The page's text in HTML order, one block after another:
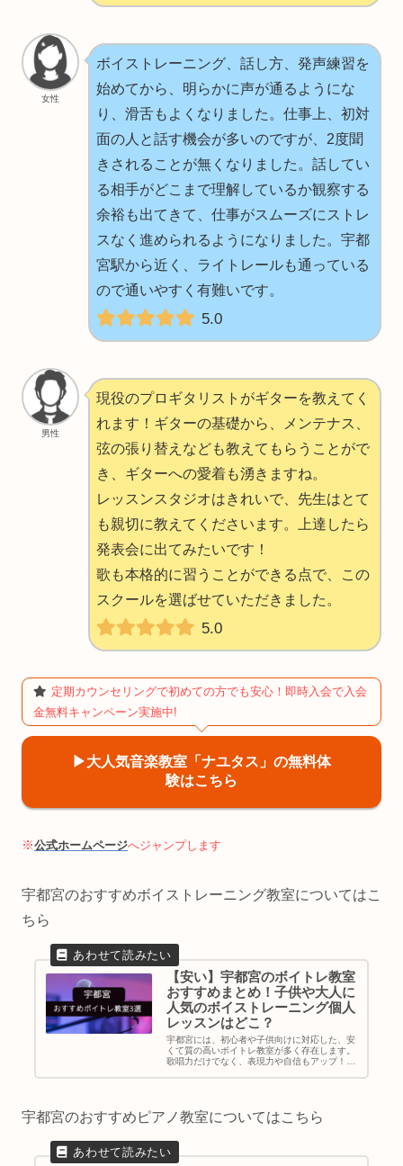
女性
ボイストレーニング、話し方、発声練習を
始めてから、明らかに声が通るようにな
り、滑舌もよくなりました。仕事上、初対
面の人と話す機会が多いのですが、2度聞
きされることが無くなりました。話してい
る相手がどこまで理解しているか観察する
余裕も出てきて、仕事がスムーズにストレ
スなく進められるようになりました。宇都
宮駅から近く、ライトレールも通っている
ので通いやすく有難いです。
5.0
男性
現役のプロギタリストがギターを教えてく
れます！ギターの基礎から、メンテナス、
弦の張り替えなども教えてもらうことがで
き、ギターへの愛着も湧きますね。
レッスンスタジオはきれいで、先生はとて
も親切に教えてくださいます。上達したら
発表会に出てみたいです！
歌も本格的に習うことができる点で、この
スクールを選ばせていただきました。
5.0
定期カウンセリングで初めての方でも安心！即時入会で入会
金無料キャンペーン実施中!
▶︎大人気音楽教室「ナユタス」の無料体
験はこちら
※公式ホームページへジャンプします
宇都宮のおすすめボイストレーニング教室についてはこ
ちら
【安い】宇都宮のボイトレ教室
おすすめまとめ！子供や大人に
人気のボイストレーニング個人
レッスンはどこ？
宇都宮には、初心者や子供向けに対応した、安
くて質の高いボイトレ教室が多く存在します。
歌唱力だけでなく、表現力や自信もアップ！こ
と見つかります。
宇都宮のおすすめピアノ教室についてはこちら